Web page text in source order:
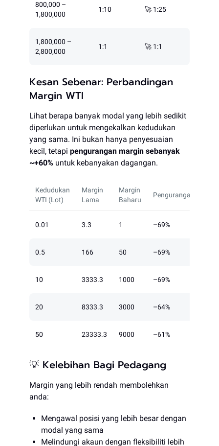
800,000 –
1,800,000
1:10 🚀 1:25
1,800,000 –
2,800,000
1:1 🚀 1:1
Kesan Sebenar: Perbandingan
Margin WTI
Lihat berapa banyak modal yang lebih sedikit
diperlukan untuk mengekalkan kedudukan
yang sama. Ini bukan hanya penyesuaian
kecil, tetapi pengurangan margin sebanyak
~+60% untuk kebanyakan dagangan.
Kedudukan
WTI (Lot)
Margin
Lama
Margin
Baharu
Pengurangan
0.01 3.3 1 –69%
0.5 166 50 –69%
10 3333.3 1000 –69%
20 8333.3 3000 –64%
50 23333.3 9000 –61%
💡 Kelebihan Bagi Pedagang
Margin yang lebih rendah membolehkan
anda:
Mengawal posisi yang lebih besar dengan
modal yang sama
Melindungi akaun dengan fleksibiliti lebih